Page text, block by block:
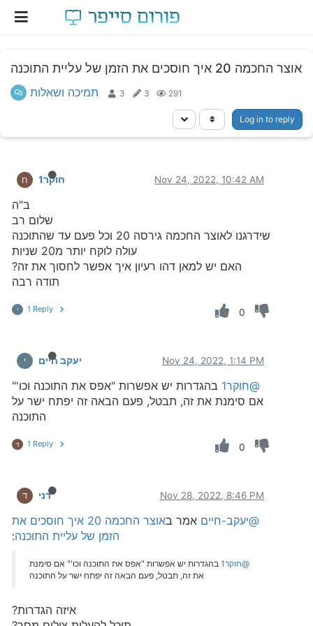
אוצר החכמה 20 איך חוסכים את הזמן של עליית התוכנה
תמיכה ושאלות 3 3 291
Log in to reply
ח חוקר1 Nov 24, 2022, 10:42 AM
ב"ה
שלום רב
שידרגנו לאוצר החכמה גירסה 20 וכל פעם עד שהתוכנה
עולה לוקח יותר מ20 שניות
האם יש למאן דהו רעיון איך אפשר לחסוך את זה?
תודה רבה
י 1 Reply 0
י יעקב חיים Nov 24, 2022, 1:14 PM
@חוקר1
בהגדרות יש אפשרות "אפס את התוכנה וכו'"
אם סימנת את זה, תבטל, פעם הבאה זה יפתח ישר על
התוכנה
ד 1 Reply 0
ד דני Nov 28, 2022, 8:46 PM
@יעקב-חיים אמר ב
אוצר החכמה 20 איך חוסכים את
הזמן של עליית התוכנה:
@חוקר1
בהגדרות יש אפשרות "אפס את התוכנה וכו'" אם סימנת
את זה, תבטל, פעם הבאה זה יפתח ישר על התוכנה
איזה הגדרות?